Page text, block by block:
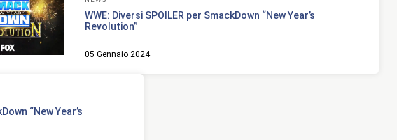
WWE: Diversi SPOILER per SmackDown “New Year’s
Revolution”
05 Gennaio 2024
“New Year’s